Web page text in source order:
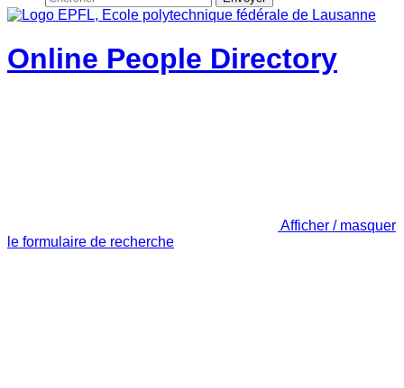
Online People Directory
Afficher / masquer
le formulaire de recherche